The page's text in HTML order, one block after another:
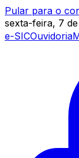
Pular para o
sexta-feira, 7
e-SICOuvidoria